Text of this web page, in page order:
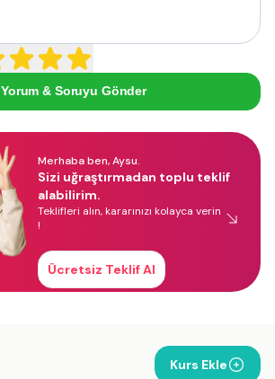
Yorum & Soruyu Gönder
Merhaba ben, Aysu.
Sizi uğraştırmadan toplu teklif
alabilirim.
Teklifleri alın, kararınızı kolayca verin
!
Ücretsiz Teklif Al
Kurs Ekle